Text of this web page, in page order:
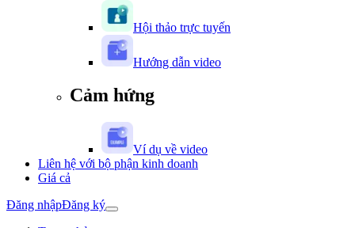
Hội thảo trực tuyến
Hướng dẫn video
Cảm hứng
Ví dụ về video
Liên hệ với bộ phận kinh doanh
Giá cả
Đăng nhậpĐăng ký